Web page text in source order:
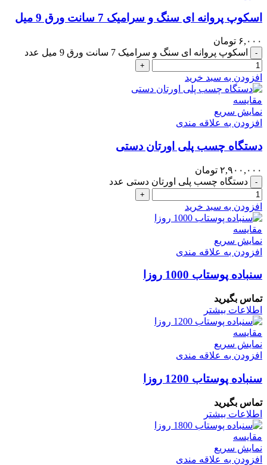
اسکوپ پروانه ای سنگ و سرامیک 7 سانت ورق 9 میل
۶,۰۰۰ تومان
- اسکوپ پروانه ای سنگ و سرامیک 7 سانت ورق 9 میل عدد
+
افزودن به سبد خرید
مقايسه
نمایش سریع
افزودن به علاقه مندی
دستگاه چسب پلی اورتان دستی
۲,۹۰۰,۰۰۰ تومان
- دستگاه چسب پلی اورتان دستی عدد
+
افزودن به سبد خرید
مقايسه
نمایش سریع
افزودن به علاقه مندی
سنباده پوستاب 1000 روزا
تماس بگیرید
اطلاعات بیشتر
مقايسه
نمایش سریع
افزودن به علاقه مندی
سنباده پوستاب 1200 روزا
تماس بگیرید
اطلاعات بیشتر
مقايسه
نمایش سریع
افزودن به علاقه مندی